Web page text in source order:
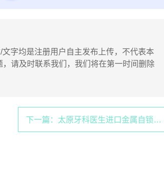
字均是注册用户自主发布上传，不代表本
请及时联系我们，我们将在第一时间删除
下一篇：太原牙科医生进口金属自锁矫正排行，推荐前十强